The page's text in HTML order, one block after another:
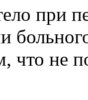
при
что не